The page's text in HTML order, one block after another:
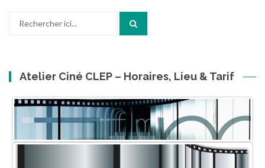
Atelier Ciné CLEP – Horaires, Lieu & Tarif